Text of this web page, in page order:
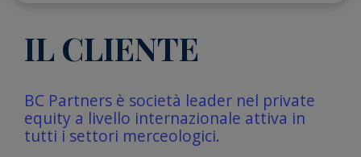
IL CLIENTE
BC Partners è società leader nel private
equity a livello internazionale attiva in
tutti i settori merceologici.